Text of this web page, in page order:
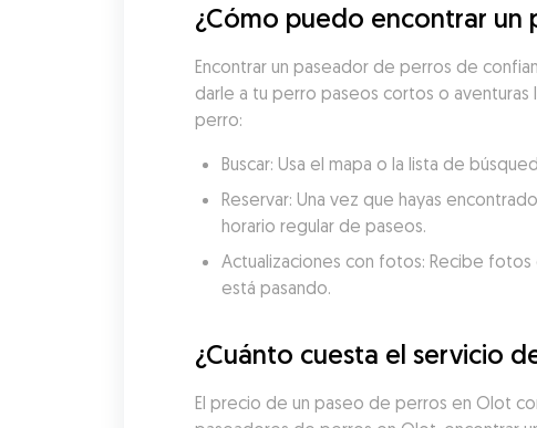
¿Cómo puedo encontrar un
Encontrar un paseador de perros de
darle a tu perro paseos cortos o
perro:
Buscar: Usa el mapa o la lista de
Reservar: Una vez que hayas
horario regular de paseos.
Actualizaciones con fotos: Recibe
está pasando.
¿Cuánto cuesta el servicio
El precio de un paseo de perros en Olot